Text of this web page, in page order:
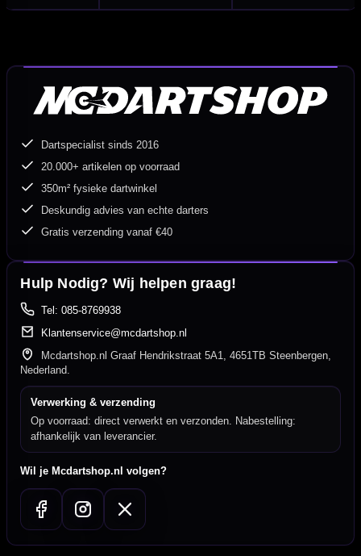
Dartspecialist sinds 2016
20.000+ artikelen op voorraad
350m² fysieke dartwinkel
Deskundig advies van echte darters
Gratis verzending vanaf €40
Hulp Nodig? Wij helpen graag!
Tel: 085-8769938
Klantenservice@mcdartshop.nl
Mcdartshop.nl Graaf Hendrikstraat 5A1, 4651TB Steenbergen,
Nederland.
Verwerking & verzending
Op voorraad: direct verwerkt en verzonden. Nabestelling:
afhankelijk van leverancier.
Wil je Mcdartshop.nl volgen?